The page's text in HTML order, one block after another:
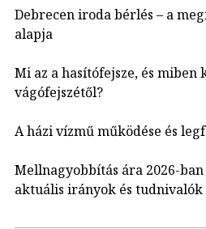
Debrecen iroda bérlés – a
alapja
Mi az a hasítófejsze, és miben
vágófejszétől?
A házi vízmű működése és
Mellnagyobbítás ára 2026-
aktuális irányok és tudnivalók